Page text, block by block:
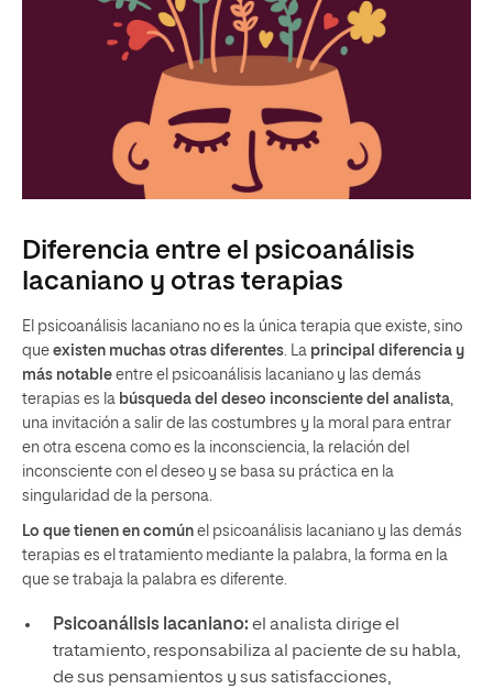
Diferencia entre el psicoanálisis
lacaniano y otras terapias
El psicoanálisis lacaniano no es la única terapia que existe, sino
que existen muchas otras diferentes. La principal diferencia y
más notable entre el psicoanálisis lacaniano y las demás
terapias es la búsqueda del deseo inconsciente del analista,
una invitación a salir de las costumbres y la moral para entrar
en otra escena como es la inconsciencia, la relación del
inconsciente con el deseo y se basa su práctica en la
singularidad de la persona.
Lo que tienen en común el psicoanálisis lacaniano y las demás
terapias es el tratamiento mediante la palabra, la forma en la
que se trabaja la palabra es diferente.
Psicoanálisis lacaniano: el analista dirige el
tratamiento, responsabiliza al paciente de su habla,
de sus pensamientos y sus satisfacciones,